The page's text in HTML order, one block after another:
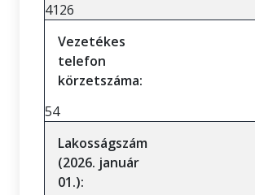
4126
Vezetékes
telefon
körzetszáma:
54
Lakosságszám
(2026. január
01.):